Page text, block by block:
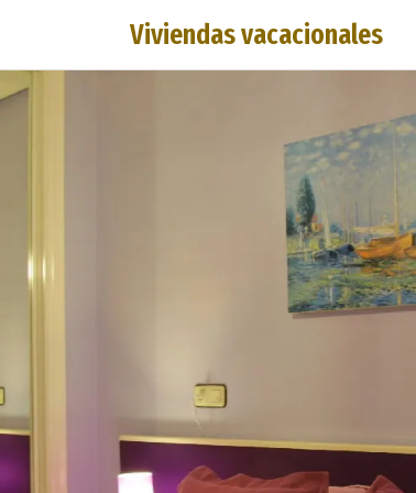
Viviendas vacacionales